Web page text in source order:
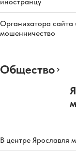
Организатора сайта
мошенничество
Общество
В центре Ярославля